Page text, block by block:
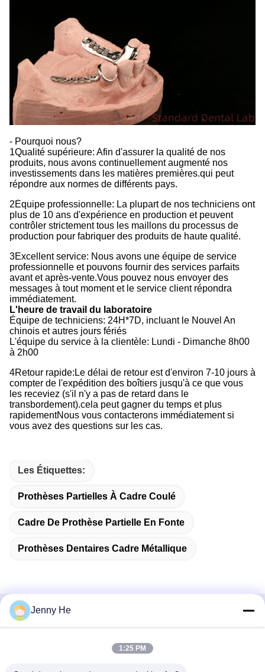
- Pourquoi nous?
1Qualité supérieure: Afin d'assurer la qualité de nos
produits, nous avons continuellement augmenté nos
investissements dans les matières premières.qui peut
répondre aux normes de différents pays.
2Équipe professionnelle: La plupart de nos techniciens ont
plus de 10 ans d'expérience en production et peuvent
contrôler strictement tous les maillons du processus de
production pour fabriquer des produits de haute qualité.
3Excellent service: Nous avons une équipe de service
professionnelle et pouvons fournir des services parfaits
avant et après-vente.Vous pouvez nous envoyer des
messages à tout moment et le service client répondra
immédiatement.
L'heure de travail du laboratoire
Équipe de techniciens: 24H*7D, incluant le Nouvel An
chinois et autres jours fériés
L'équipe du service à la clientèle: Lundi - Dimanche 8h00
à 2h00
4Retour rapide:Le délai de retour est d'environ 7-10 jours à
compter de l'expédition des boîtiers jusqu'à ce que vous
les receviez (s'il n'y a pas de retard dans le
transbordement).cela peut gagner du temps et plus
rapidementNous vous contacterons immédiatement si
vous avez des questions sur les cas.
Les Étiquettes:
Prothèses Partielles À Cadre Coulé
Cadre De Prothèse Partielle En Fonte
Prothèses Dentaires Cadre Métallique
Contactez rapidement
Jenny He
1:25 PM